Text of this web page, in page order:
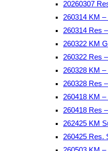
20260307
260314 KM
260314 Res
260322 KM
260322 Res
260328 KM
260328 Res
260418 KM
260418 Res
262425 KM
260425 Res.